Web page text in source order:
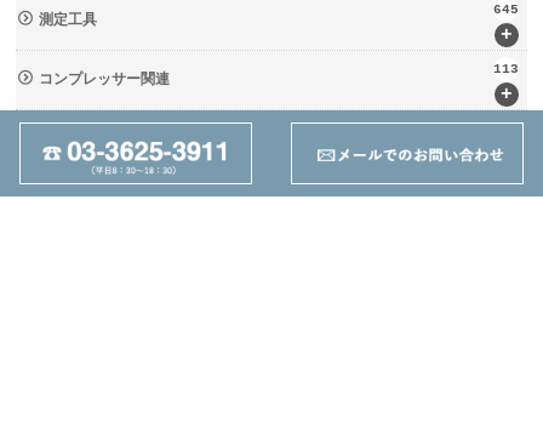
+
測定工具
645
+
コンプレッサー関連
113
+
輸送・荷役機械 (ﾘﾌﾀｰ・台車)
133
周辺工具(定盤・バイス)
237